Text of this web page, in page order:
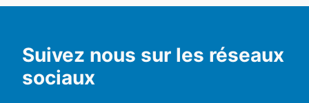
Suivez nous sur les réseaux
sociaux